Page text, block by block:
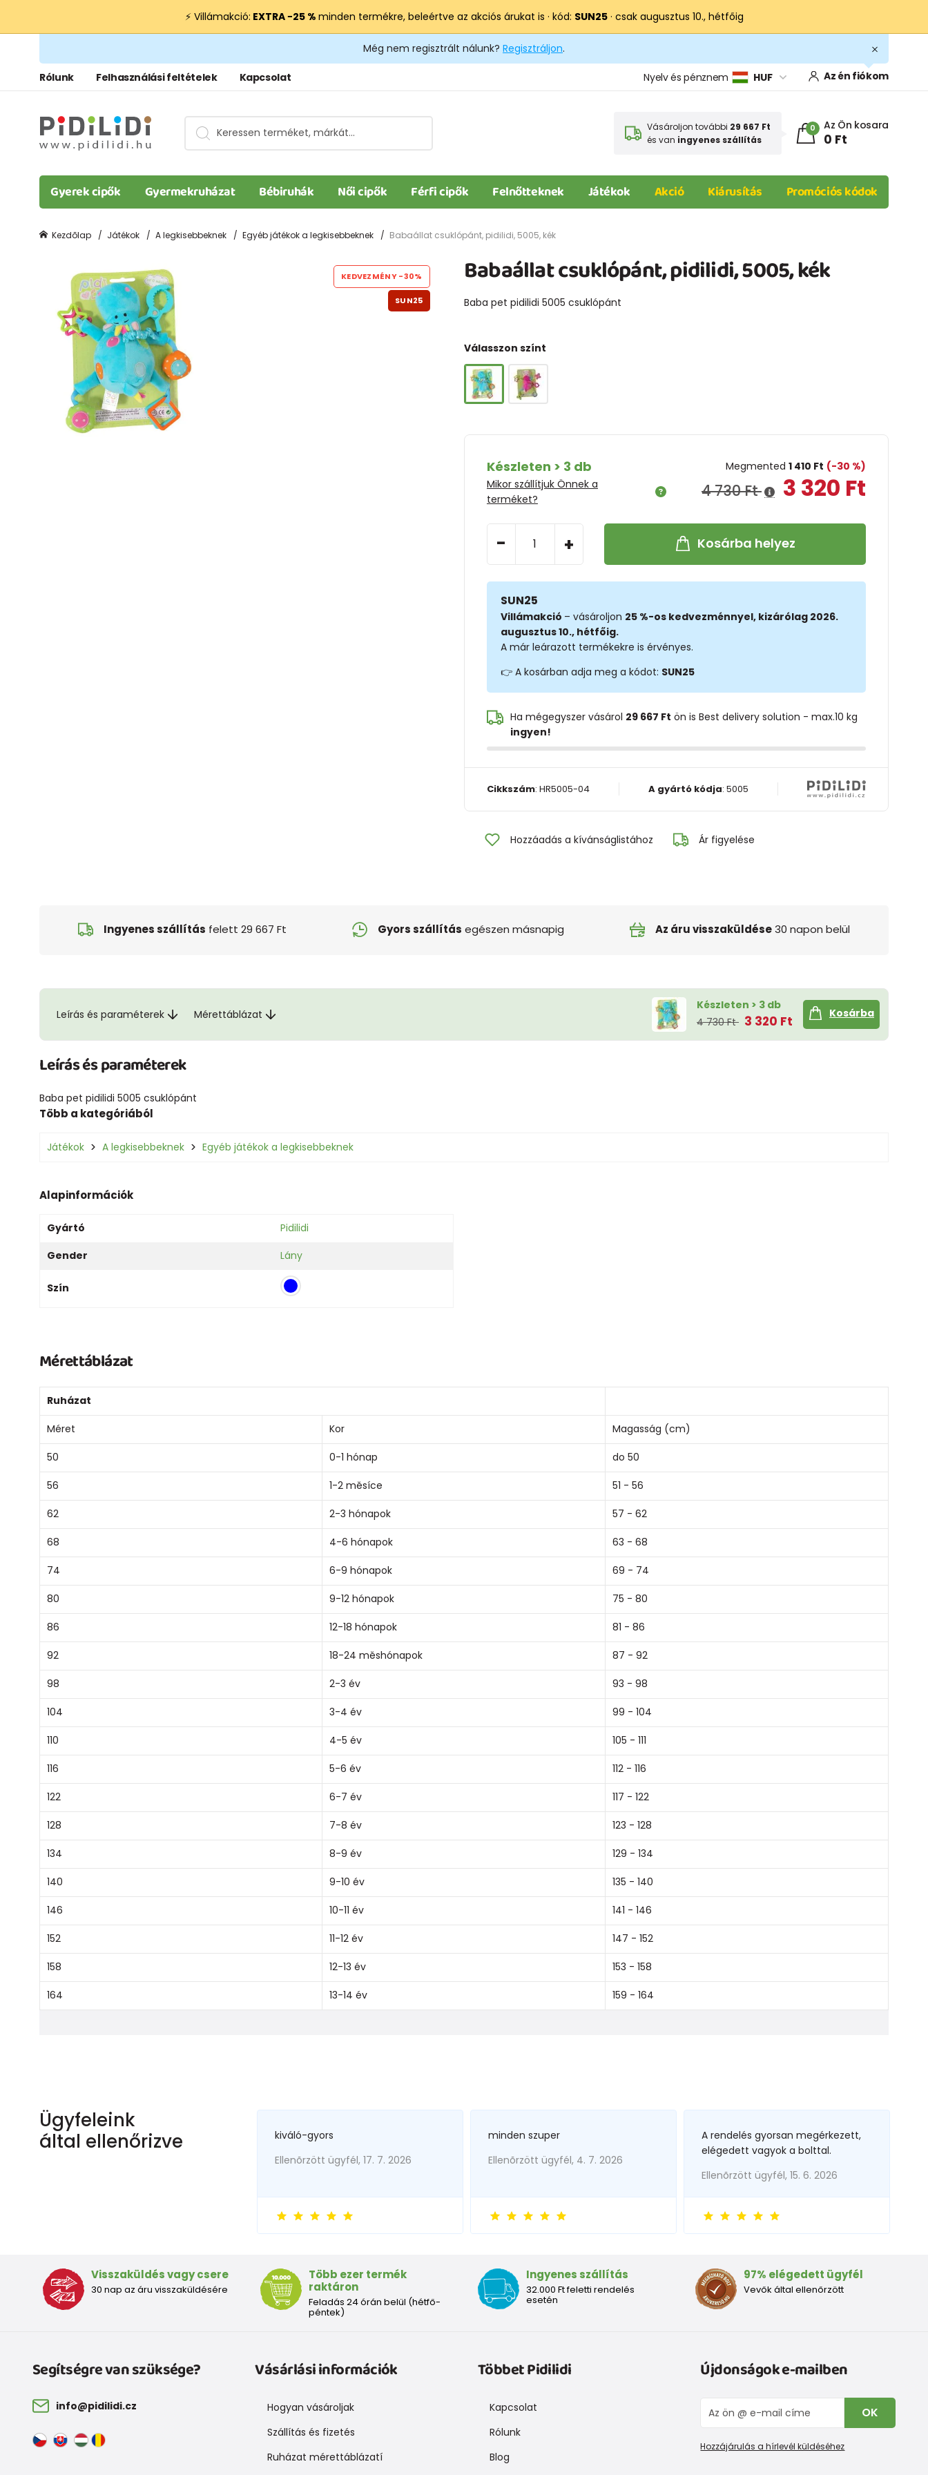
⚡ Villámakció: EXTRA −25 % minden termékre, beleértve az akciós árukat is · kód: SUN25· csak augusztus 10., hétfőig
Még nem regisztrált nálunk? Regisztráljon.
Rólunk Felhasználási feltételek Kapcsolat Nyelv és pénznem HUF Az én fiókom
Vásároljon további 29 667 Ft
és van ingyenes szállítás
0 Az Ön kosara
0 Ft
Gyerek cipők Gyermekruházat Bébiruhák Női cipők Férfi cipők Felnőtteknek Játékok Akció Kiárusítás Promóciós kódok
Kezdõlap Játékok A legkisebbeknek Egyéb játékok a legkisebbeknek Babaállat csuklópánt, pidilidi, 5005, kék
Babaállat csuklópánt, pidilidi, 5005, kék
Baba pet pidilidi 5005 csuklópánt
Válasszon színt
Készleten > 3 db
Mikor szállítjuk Önnek a
terméket?
Megmented1 410 Ft (-30 %)
4 730 Ft 3 320 Ft
- + Kosárba helyez
SUN25
Villámakció – vásároljon 25 %-os kedvezménnyel, kizárólag 2026.
augusztus 10., hétfőig.
A már leárazott termékekre is érvényes.
👉 A kosárban adja meg a kódot: SUN25
Ha mégegyszer vásárol 29 667 Ft ön is Best delivery solution - max.10 kg
ingyen!
Cikkszám: HR5005-04 A gyártó kódja: 5005
Hozzáadás a kívánságlistához Ár figyelése
KEDVEZMÉNY-30%
SUN25
Ingyenes szállítás felett 29 667 Ft Gyors szállítás egészen másnapig Az áru visszaküldése30 napon belül
Leírás és paraméterek Mérettáblázat
Készleten > 3 db
4 730 Ft 3 320 Ft
Kosárba
Leírás és paraméterek
Baba pet pidilidi 5005 csuklópánt
Több a kategóriából
Játékok A legkisebbeknek Egyéb játékok a legkisebbeknek
Alapinformációk
Gyártó
Pidilidi
Gender
Lány
Szín
Mérettáblázat
Ruházat
Méret Kor Magasság (cm)
50 0-1 hónap do 50
56 1-2 měsíce 51 - 56
62 2-3 hónapok 57 - 62
68 4-6 hónapok 63 - 68
74 6-9 hónapok 69 - 74
80 9-12 hónapok 75 - 80
86 12-18 hónapok 81 - 86
92 18-24 měshónapok 87 - 92
98 2-3 év 93 - 98
104 3-4 év 99 - 104
110 4-5 év 105 - 111
116 5-6 év 112 - 116
122 6-7 év 117 - 122
128 7-8 év 123 - 128
134 8-9 év 129 - 134
140 9-10 év 135 - 140
146 10-11 év 141 - 146
152 11-12 év 147 - 152
158 12-13 év 153 - 158
164 13-14 év 159 - 164
Ügyfeleink
által ellenőrizve
kiváló-gyors
Ellenõrzött ügyfél, 17. 7. 2026
minden szuper
Ellenõrzött ügyfél, 4. 7. 2026
A rendelés gyorsan megérkezett,
elégedett vagyok a bolttal.
Ellenõrzött ügyfél, 15. 6. 2026
Visszaküldés vagy csere
30 nap az áru visszaküldésére
Több ezer termék
raktáron
Feladás 24 órán belül (hétfő-
péntek)
Ingyenes szállítás
32.000 Ft feletti rendelés
esetén
97% elégedett ügyfél
Vevők által ellenőrzött
Segítségre van szüksége?
info@pidilidi.cz
Vásárlási információk
Hogyan vásároljak
Szállítás és fizetés
Ruházat mérettáblázatí
Többet Pidilidi
Kapcsolat
Rólunk
Blog
Újdonságok e-mailben
OK
Hozzájárulás a hírlevél küldéséhez